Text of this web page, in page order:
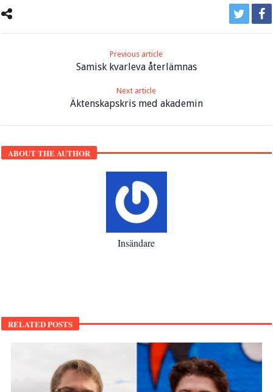
Previous article
Samisk kvarleva återlämnas
Next article
Äktenskapskris med akademin
ABOUT THE AUTHOR
Insändare
RELATED POSTS